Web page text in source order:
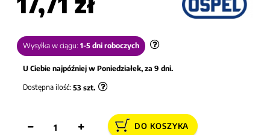
Wysyłka w ciągu: 1-5 dni roboczych
U Ciebie najpóźniej w Poniedziałek, za 9 dni.
Dostępna ilość: 53 szt.
DO KOSZYKA